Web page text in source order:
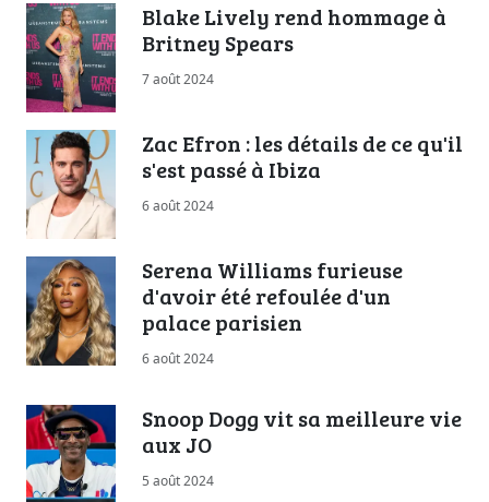
Blake Lively rend hommage à
Britney Spears
7 août 2024
Zac Efron : les détails de ce qu'il
s'est passé à Ibiza
6 août 2024
Serena Williams furieuse
d'avoir été refoulée d'un
palace parisien
6 août 2024
Snoop Dogg vit sa meilleure vie
aux JO
5 août 2024